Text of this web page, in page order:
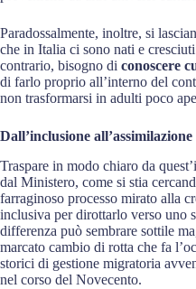
Paradossalmente, inoltre, si
che in Italia ci sono nati e
contrario, bisogno di conoscere
di farlo proprio all’interno del
non trasformarsi in adulti poco
Dall’inclusione all’assimilazione
Traspare in modo chiaro da
dal Ministero, come si stia
farraginoso processo mirato alla
inclusiva per dirottarlo verso uno
differenza può sembrare sottile
marcato cambio di rotta che fa
storici di gestione migratoria
nel corso del Novecento.